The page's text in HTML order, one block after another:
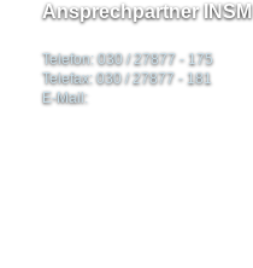
Ansprechpartner INSM
Telefon: 030 / 27877 - 175
Telefax: 030 / 27877 - 181
E-Mail: